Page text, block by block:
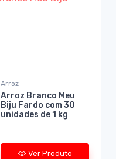
Arroz
Arroz Branco Meu
Biju Fardo com 30
unidades de 1 kg
Ver Produto